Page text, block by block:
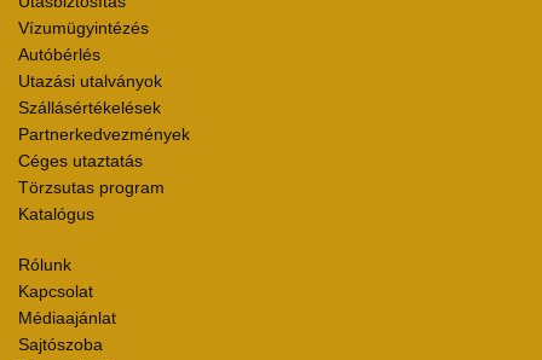
Vízumügyintézés
Autóbérlés
Utazási utalványok
Szállásértékelések
Partnerkedvezmények
Céges utaztatás
Törzsutas program
Katalógus
Rólunk
Kapcsolat
Médiaajánlat
Sajtószoba